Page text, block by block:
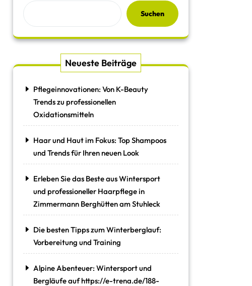
Suchen
Neueste Beiträge
Pflegeinnovationen: Von K-Beauty
Trends zu professionellen
Oxidationsmitteln
Haar und Haut im Fokus: Top Shampoos
und Trends für Ihren neuen Look
Erleben Sie das Beste aus Wintersport
und professioneller Haarpflege in
Zimmermann Berghütten am Stuhleck
Die besten Tipps zum Winterberglauf:
Vorbereitung und Training
Alpine Abenteuer: Wintersport und
Bergläufe auf https://e-trena.de/188-